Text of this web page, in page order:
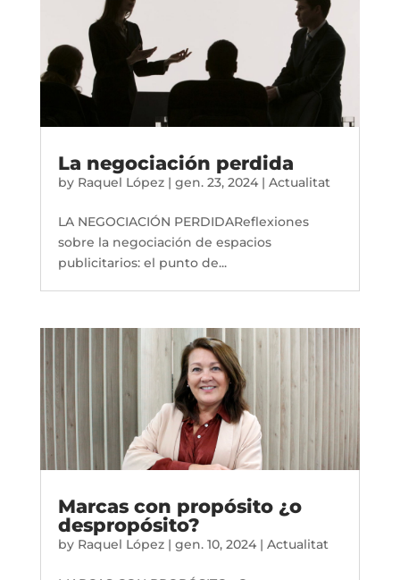
La negociación perdida
by Raquel López| gen. 23, 2024| Actualitat
LA NEGOCIACIÓN PERDIDAReflexiones
sobre la negociación de espacios
publicitarios: el punto de...
Marcas con propósito ¿o
despropósito?
by Raquel López| gen. 10, 2024| Actualitat